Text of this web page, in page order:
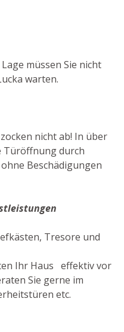
müssen Sie nicht
warten.
nicht ab! In über
Türöffnung durch
Beschädigungen
Tresore und
Ihr Haus effektiv vor
Sie gerne im
etc.